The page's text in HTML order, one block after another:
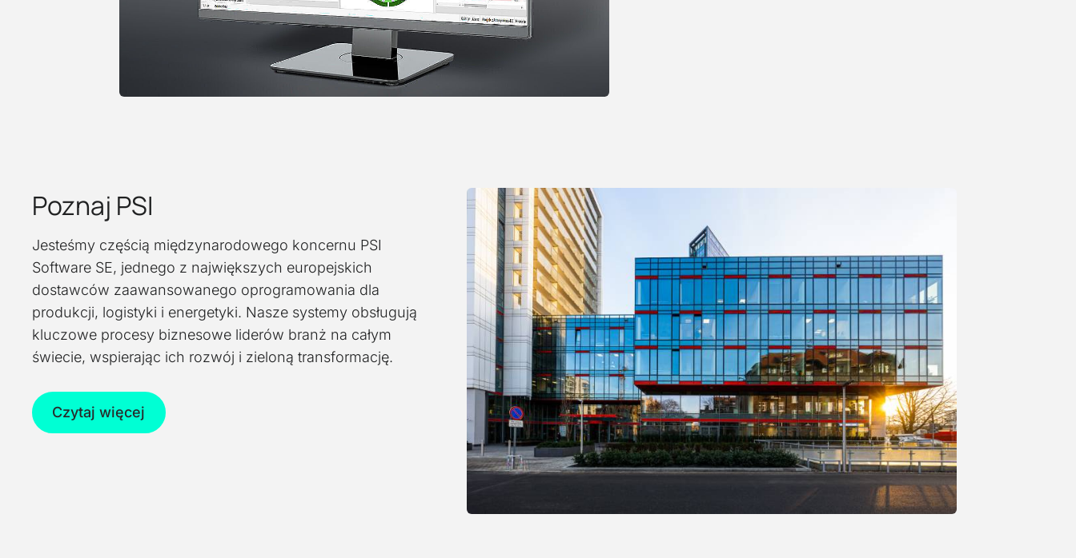
Poznaj PSI
Jesteśmy częścią międzynarodowego koncernu PSI
Software SE, jednego z największych europejskich
dostawców zaawansowanego oprogramowania dla
produkcji, logistyki i energetyki. Nasze systemy obsługują
kluczowe procesy biznesowe liderów branż na całym
świecie, wspierając ich rozwój i zieloną transformację.
Czytaj więcej